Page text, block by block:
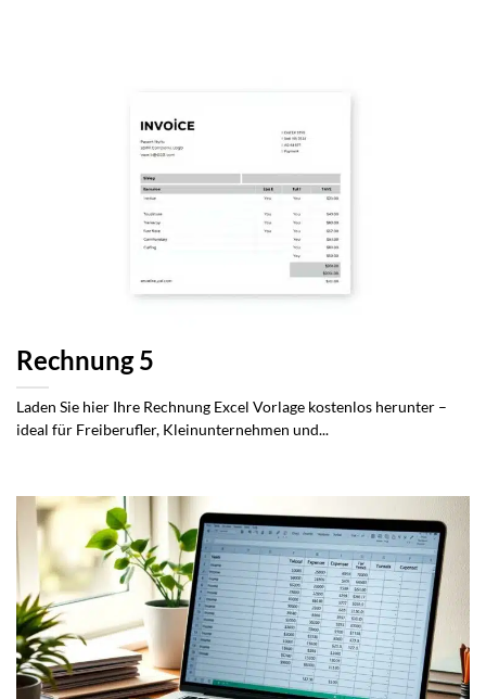
Rechnung 5
Laden Sie hier Ihre Rechnung Excel Vorlage kostenlos herunter –
ideal für Freiberufler, Kleinunternehmen und...